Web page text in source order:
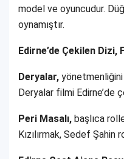
model ve oyuncudur.
oynamıştır.
Edirne’de Çekilen Dizi,
Deryalar, yönetmenliğini
Deryalar filmi Edirne’de
Peri Masalı, başlıca
Kızılırmak, Sedef Şahin